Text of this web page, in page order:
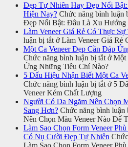
Đẹp Tự Nhiên Hay Đẹp Nổi
Hiện Nay? Chức năng bình luận
Đẹp Nổi Bật: Đâu Là Xu Hướng
Làm Veneer Giá Rẻ Có Thực Sự
luận bị tắt ở Làm Veneer Giá Rẻ
Một Ca Veneer Đẹp Cần Đáp
Chức năng bình luận bị tắt ở Một
Ứng Những Tiêu Chí Nào?
5 Dấu Hiệu Nhận Biết Một Ca
Chức năng bình luận bị tắt ở 5
Veneer Kém Chất Lượng
Người Có Da Ngăm Nên Chọn
Sang Hơn? Chức năng bình luận
Nên Chọn Màu Veneer Nào Để
Làm Sao Chọn Form Veneer
Có Nụ Cười Đẹp Tự Nhiên
Làm Sao Chọn Form Veneer